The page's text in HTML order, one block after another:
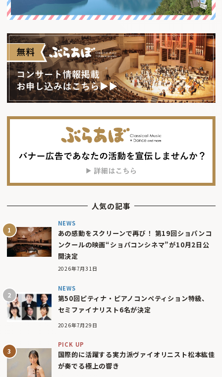
人気の記事
NEWS
あの感動をスクリーンで再び！ 第19回ショパンコ
ンクールの映画“ショパコンシネマ”が10月2日公
開決定
2026年7月31日
NEWS
第50回ピティナ・ピアノコンペティション特級、
セミファイナリスト6名が決定
2026年7月29日
PICK UP
国際的に活躍する実力派ヴァイオリニスト松本紘佳
が奏でる極上の響き